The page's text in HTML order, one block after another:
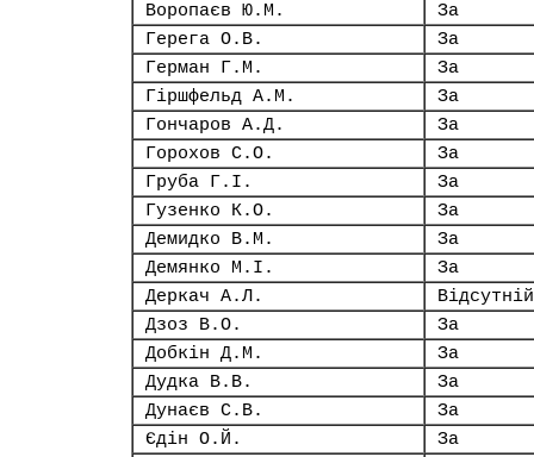
Воропаєв Ю.М.
За
Герега О.В.
За
Герман Г.М.
За
Гіршфельд А.М.
За
Гончаров А.Д.
За
Горохов С.О.
За
Груба Г.І.
За
Гузенко К.О.
За
Демидко В.М.
За
Демянко М.І.
За
Деркач А.Л.
Відсутній
Дзоз В.О.
За
Добкін Д.М.
За
Дудка В.В.
За
Дунаєв С.В.
За
Єдін О.Й.
За